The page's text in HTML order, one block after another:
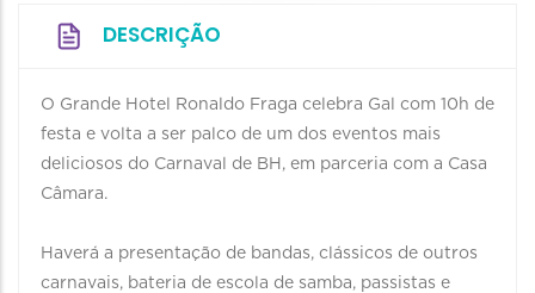
DESCRIÇÃO
O Grande Hotel Ronaldo Fraga celebra Gal com 10h de
festa e volta a ser palco de um dos eventos mais
deliciosos do Carnaval de BH, em parceria com a Casa
Câmara.
Haverá a presentação de bandas, clássicos de outros
carnavais, bateria de escola de samba, passistas e